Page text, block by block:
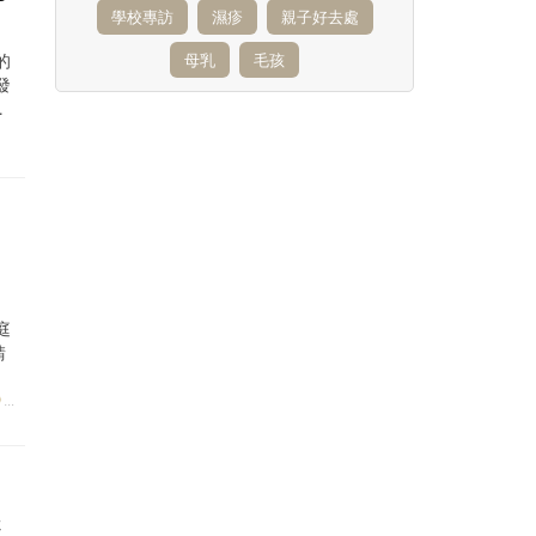
學校專訪
濕疹
親子好去處
母乳
毛孩